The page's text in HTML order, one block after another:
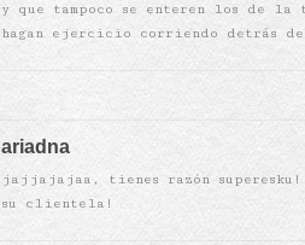
y que tampoco se enteren los de
hagan ejercicio corriendo detrás
ariadna
jajjajajaa, tienes razón
su clientela!